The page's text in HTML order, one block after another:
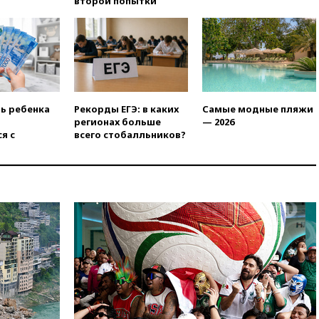
Россия рассчитывает
заключить безвизовые
соглашения с Индонезией и
Малайзией
«Ведомости»: на партию
конкуренты
10:59
раздавать питьевую воду
Mind Money Юлия Хандошко
признала свою вину
10:41Пашинян: Армения
понимает невозможность
одновременного членства в
ЕС и ЕАЭС
10:21 ФСБ задержала более
ребенка
с
Рекорды ЕГЭ: в каких
регионах больше
всего стобалльников?
Самые модные пляжи
— 2026